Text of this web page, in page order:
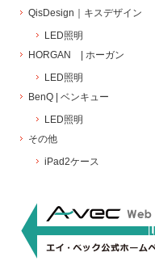
QisDesign｜キスデザイン
LED照明
HORGAN | ホーガン
LED照明
BenQ | ベンキュー
LED照明
その他
iPad2ケース